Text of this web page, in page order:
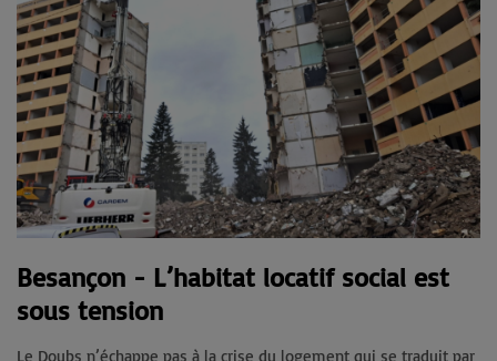
Besançon - L’habitat locatif social est
sous tension
Le Doubs n’échappe pas à la crise du logement qui se traduit par